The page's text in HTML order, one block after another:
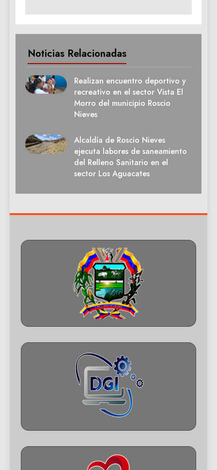
Noticias Relacionadas
Realizan encuentro deportivo y
recreativo en el sector Vista El
Morro del municipio Roscio
Nieves
Alcaldía de Roscio Nieves
ejecuta labores de saneamiento
del Relleno Sanitario en el
sector Los Aguacates